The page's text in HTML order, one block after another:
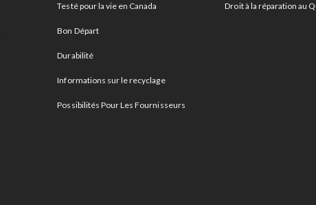
Testé pour la vie en Canada
Bon Départ
Durabilité
Informations sur le recyclage
Possibilités Pour Les Fournisseurs
Droit à la réparation au